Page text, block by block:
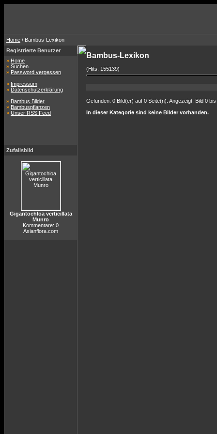
Home / Bambus-Lexikon
Registrierte Benutzer
» Home
» Suchen
» Password vergessen
» Impressum
» Datenschutzerklärung
» Bambus Bilder
» Bambuspflanzen
» Unser RSS Feed
Zufallsbild
Gigantochloa verticillata
Munro
Kommentare: 0
Asianflora.com
Bambus-Lexikon
(Hits: 155139)
Gefunden: 0 Bild(er) auf 0 Seite(n). Angezeigt: Bild 0 bis
In dieser Kategorie sind keine Bilder vorhanden.